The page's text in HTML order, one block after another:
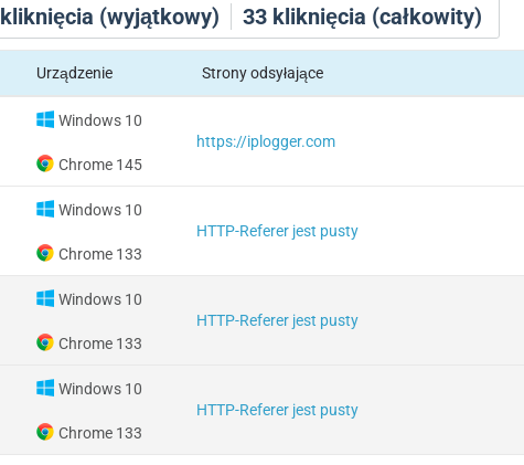
kliknięcia (wyjątkowy) 33 kliknięcia (całkowity)
Urządzenie Strony odsyłające
Windows 10
Chrome 145
https://iplogger.com
Windows 10
Chrome 133
HTTP-Referer jest pusty
Windows 10
Chrome 133
HTTP-Referer jest pusty
Windows 10
Chrome 133
HTTP-Referer jest pusty